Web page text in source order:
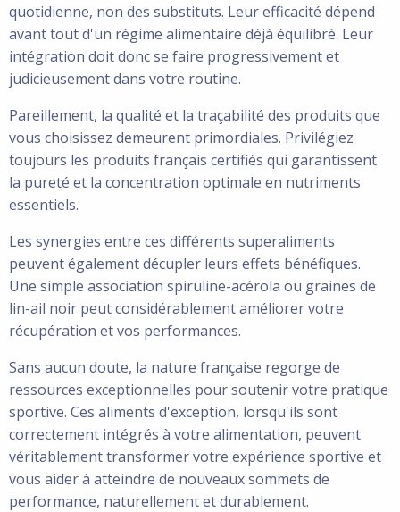
quotidienne, non des substituts. Leur efficacité dépend
avant tout d'un régime alimentaire déjà équilibré. Leur
intégration doit donc se faire progressivement et
judicieusement dans votre routine.
Pareillement, la qualité et la traçabilité des produits que
vous choisissez demeurent primordiales. Privilégiez
toujours les produits français certifiés qui garantissent
la pureté et la concentration optimale en nutriments
essentiels.
Les synergies entre ces différents superaliments
peuvent également décupler leurs effets bénéfiques.
Une simple association spiruline-acérola ou graines de
lin-ail noir peut considérablement améliorer votre
récupération et vos performances.
Sans aucun doute, la nature française regorge de
ressources exceptionnelles pour soutenir votre pratique
sportive. Ces aliments d'exception, lorsqu'ils sont
correctement intégrés à votre alimentation, peuvent
véritablement transformer votre expérience sportive et
vous aider à atteindre de nouveaux sommets de
performance, naturellement et durablement.